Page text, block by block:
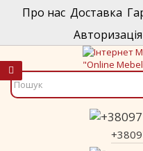
Про нас Доставка
Авторизація